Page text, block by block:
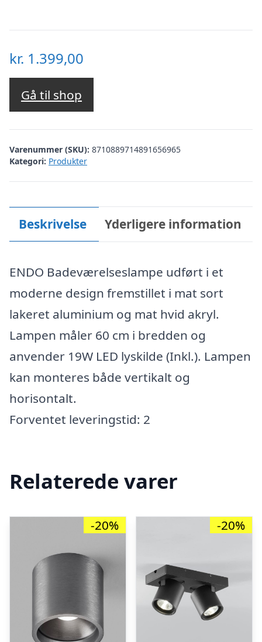
kr. 1.399,00
Gå til shop
Varenummer (SKU): 8710889714891656965
Kategori: Produkter
Beskrivelse Yderligere information
ENDO Badeværelseslampe udført i et
moderne design fremstillet i mat sort
lakeret aluminium og mat hvid akryl.
Lampen måler 60 cm i bredden og
anvender 19W LED lyskilde (Inkl.). Lampen
kan monteres både vertikalt og
horisontalt.
Forventet leveringstid: 2
Relaterede varer
-20% -20%